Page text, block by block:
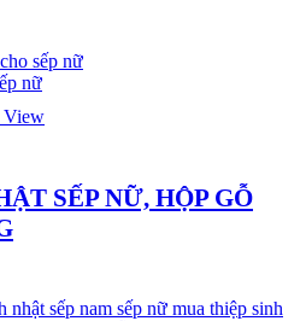
View
SẾP NỮ, HỘP GỖ